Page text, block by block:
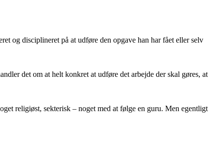
og disciplineret på at udføre den opgave han har fået eller selv
det om at helt konkret at udføre det arbejde der skal gøres, at
religiøst, sekterisk – noget med at følge en guru. Men egentligt